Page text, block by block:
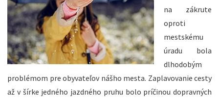
na zákrute
oproti
mestskému
úradu bola
dlhodobým
problémom pre obyvateľov nášho mesta. Zaplavovanie cesty
až v šírke jedného jazdného pruhu bolo príčinou dopravných